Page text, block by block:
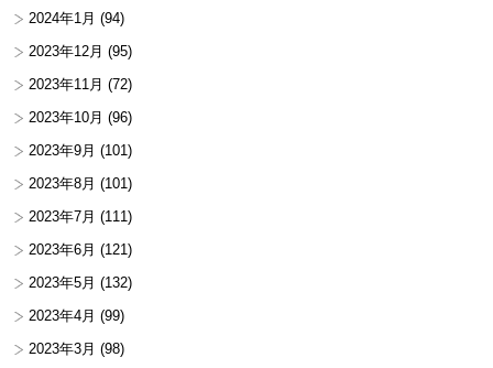
2024年1月 (94)
2023年12月 (95)
2023年11月 (72)
2023年10月 (96)
2023年9月 (101)
2023年8月 (101)
2023年7月 (111)
2023年6月 (121)
2023年5月 (132)
2023年4月 (99)
2023年3月 (98)